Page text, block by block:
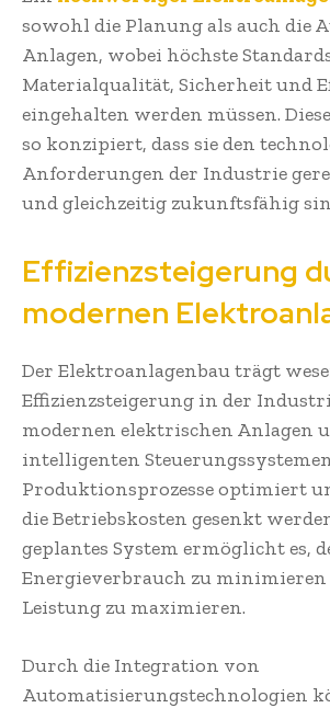
sowohl die Planung als auch die
Anlagen, wobei höchste
Materialqualität, Sicherheit und
eingehalten werden müssen.
so konzipiert, dass sie den
Anforderungen der Industrie
und gleichzeitig zukunftsfähig
Effizienzsteigerung
modernen
Der Elektroanlagenbau trägt
Effizienzsteigerung in der
modernen elektrischen Anlagen
intelligenten
Produktionsprozesse optimiert
die Betriebskosten gesenkt
geplantes System ermöglicht es,
Energieverbrauch zu minimieren
Leistung zu maximieren.
Durch die Integration von
Automatisierungstechnologien